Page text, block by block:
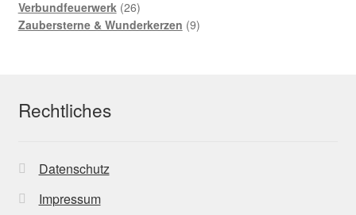
Verbundfeuerwerk 26
Zaubersterne & Wunderkerzen 9
Rechtliches
Datenschutz
Impressum